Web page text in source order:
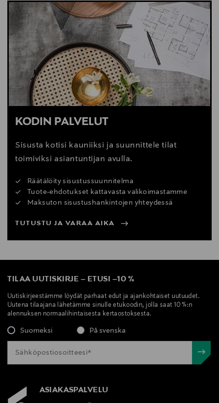
LUE VINKIT
KODIN PALVELUT
Sisusta kotisi kauniiksi ja suunnittele tilat
toimiviksi asiantuntijan avulla.
Räätälöity sisustussuunnitelma
Tuote-ehdotukset kattavasta valikoimastamme
Maksuton sisustushankintojen yhteydessä
TUTUSTU JA VARAA AIKA
TILAA UUTISKIRJE – ETUSI –10 %
Uutiskirjeestämme löydät parhaat edut ja ajankohtaiset uutuudet.
Uutena tilaajana lähetämme sinulle etukoodin, jolla saat 10 %:n
alennuksen normaalihintaisesta kertaostoksesta.
Suomeksi På svenska
ASIAKASPALVELU